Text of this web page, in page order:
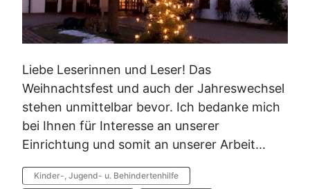
Liebe Leserinnen und Leser! Das
Weihnachtsfest und auch der Jahreswechsel
stehen unmittelbar bevor. Ich bedanke mich
bei Ihnen für Interesse an unserer
Einrichtung und somit an unserer Arbeit...
Kinder-, Jugend- u. Behindertenhilfe